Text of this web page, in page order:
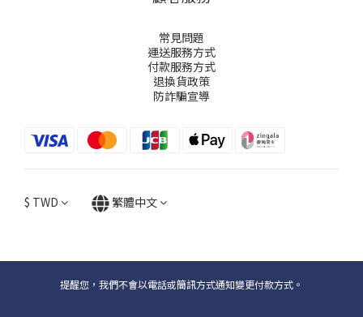
常見問題
運送服務方式
付款服務方式
退換貨政策
防詐騙宣導
$ TWD 繁體中文
提醒您，我們不會以電話或簡訊方式通知變更付款方式。